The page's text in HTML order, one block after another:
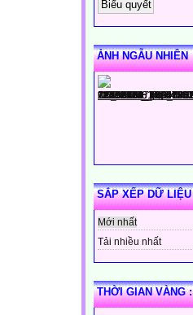
ẢNH NGẪU NHIÊN
SẮP XẾP DỮ LIỆU
Mới nhất
Tải nhiều nhất
THỜI GIAN VÀNG :